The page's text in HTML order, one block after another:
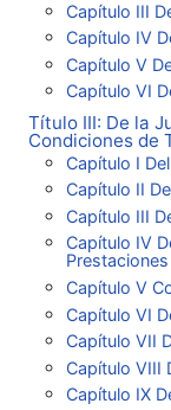
Capítulo III
Capítulo IV
Capítulo V
Capítulo VI
Título III: De la
Condiciones de
Capítulo I
Capítulo II
Capítulo III
Capítulo IV
Capítulo V
Capítulo VI
Capítulo VII
Capítulo VIII
Capítulo IX